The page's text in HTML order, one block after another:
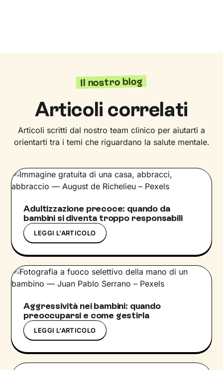
Il nostro blog
Articoli correlati
Articoli scritti dal nostro team clinico per aiutarti a
orientarti tra i temi che riguardano la salute mentale.
Adultizzazione precoce: quando da
bambini si diventa troppo responsabili
LEGGI L'ARTICOLO
Aggressività nei bambini: quando
preoccuparsi e come gestirla
LEGGI L'ARTICOLO